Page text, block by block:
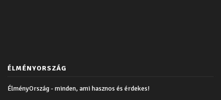
ÉLMÉNYORSZÁG
ÉlményOrszág - minden, ami hasznos és érdekes!